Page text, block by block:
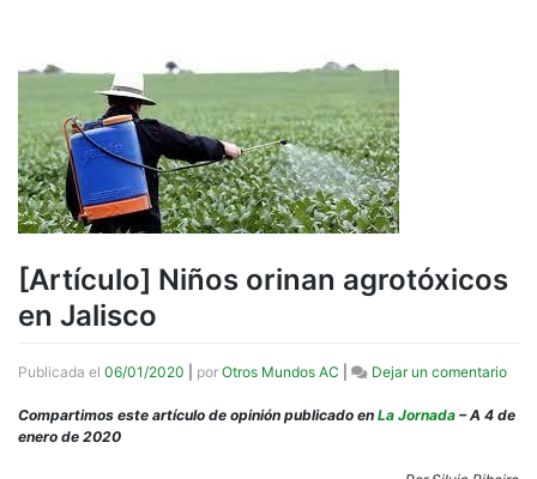
[Artículo] Niños orinan agrotóxicos
en Jalisco
Publicada el 06/01/2020 por Otros Mundos AC Dejar un comentarioen
Compartimos este artículo de opinión publicado en La Jornada – A 4 de
enero de 2020